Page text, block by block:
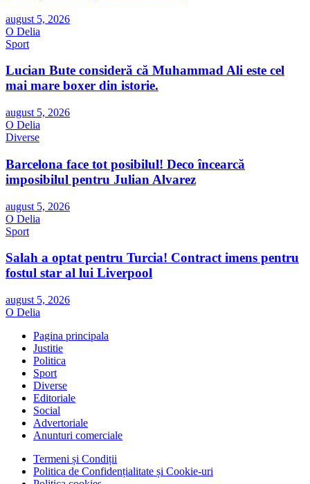
august 5, 2026
O Delia
Sport
Lucian Bute consideră că Muhammad Ali este cel
mai mare boxer din istorie.
august 5, 2026
O Delia
Diverse
Barcelona face tot posibilul! Deco încearcă
imposibilul pentru Julian Alvarez
august 5, 2026
O Delia
Sport
Salah a optat pentru Turcia! Contract imens pentru
fostul star al lui Liverpool
august 5, 2026
O Delia
Pagina principala
Justitie
Politica
Sport
Diverse
Editoriale
Social
Advertoriale
Anunturi comerciale
Termeni și Condiții
Politica de Confidențialitate și Cookie-uri